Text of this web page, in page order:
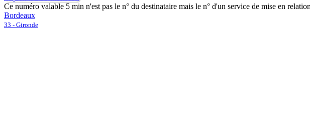
Ce numéro valable 5 min n'est pas le n° du destinataire mais le n° d'un service de mise en
Bordeaux
33 - Gironde